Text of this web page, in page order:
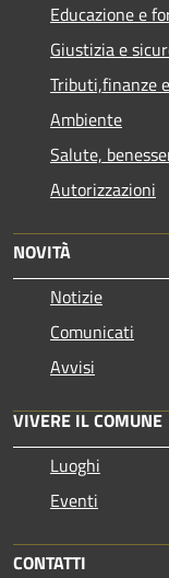
Educazione e
Giustizia e
Tributi,finanze
Ambiente
Salute,
Autorizzazioni
NOVITÀ
Notizie
Comunicati
Avvisi
VIVERE IL COMUNE
Luoghi
Eventi
CONTATTI